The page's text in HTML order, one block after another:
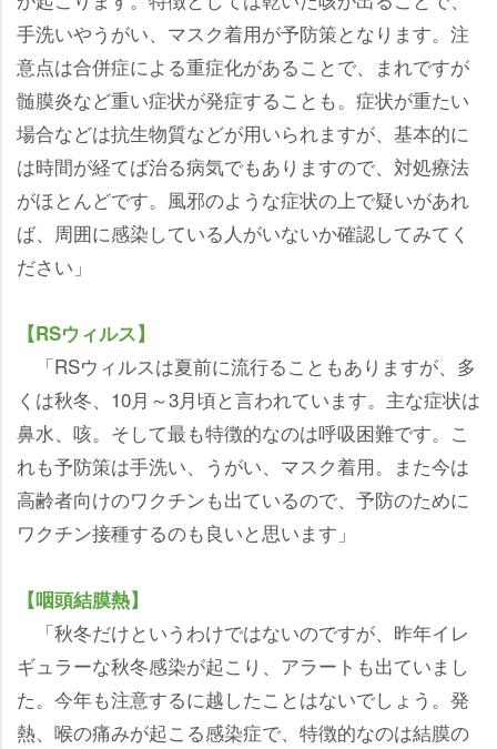
手洗いやうがい、マスク着用が予防策となります。注
意点は合併症による重症化があることで、まれですが
髄膜炎など重い症状が発症することも。症状が重たい
場合などは抗生物質などが用いられますが、基本的に
は時間が経てば治る病気でもありますので、対処療法
がほとんどです。風邪のような症状の上で疑いがあれ
ば、周囲に感染している人がいないか確認してみてく
ださい」
【RSウィルス】
「RSウィルスは夏前に流行ることもありますが、多
くは秋冬、10月～3月頃と言われています。主な症状は
鼻水、咳。そして最も特徴的なのは呼吸困難です。こ
れも予防策は手洗い、うがい、マスク着用。また今は
高齢者向けのワクチンも出ているので、予防のために
ワクチン接種するのも良いと思います」
【咽頭結膜熱】
「秋冬だけというわけではないのですが、昨年イレ
ギュラーな秋冬感染が起こり、アラートも出ていまし
た。今年も注意するに越したことはないでしょう。発
熱、喉の痛みが起こる感染症で、特徴的なのは結膜の